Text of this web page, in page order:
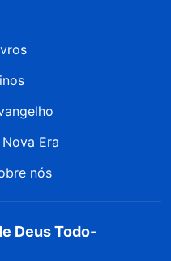
Nova Era
nós
Deus Todo-